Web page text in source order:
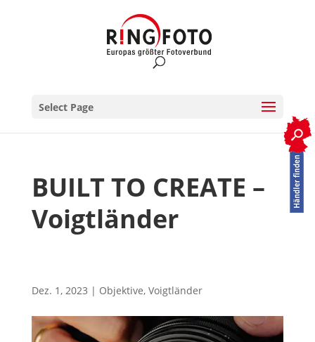
Select Page
RINGFOTO.de> BUILT TO CREATE – Voigtländer
BUILT TO CREATE –
Voigtländer
Dez. 1, 2023 | Objektive, Voigtländer